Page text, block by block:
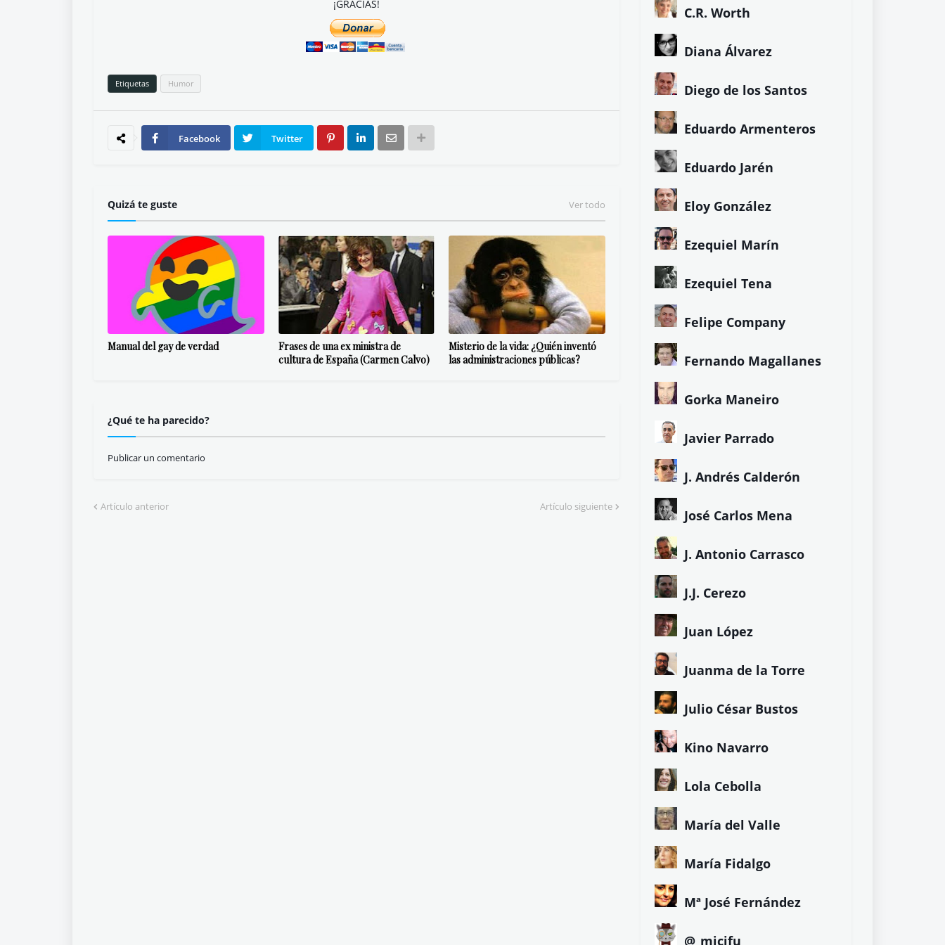
¡GRACIAS!
Etiquetas Humor
Facebook Twitter
Quizá te guste Ver todo
Manual del gay de verdad
Frases de una ex ministra de
cultura de España (Carmen Calvo)
Misterio de la vida: ¿Quién inventó
las administraciones públicas?
¿Qué te ha parecido?
Publicar un comentario
Artículo anterior Artículo siguiente
C.R. Worth
Diana Álvarez
Diego de los Santos
Eduardo Armenteros
Eduardo Jarén
Eloy González
Ezequiel Marín
Ezequiel Tena
Felipe Company
Fernando Magallanes
Gorka Maneiro
Javier Parrado
J. Andrés Calderón
José Carlos Mena
J. Antonio Carrasco
J.J. Cerezo
Juan López
Juanma de la Torre
Julio César Bustos
Kino Navarro
Lola Cebolla
María del Valle
María Fidalgo
Mª José Fernández
@_micifu_